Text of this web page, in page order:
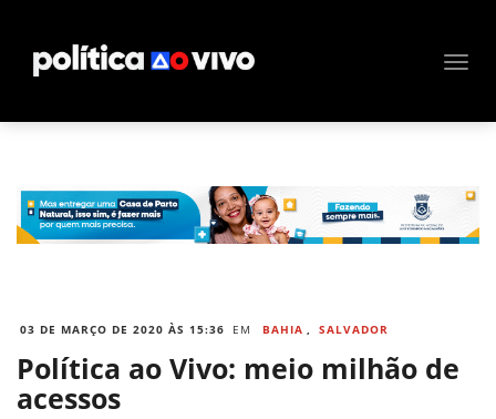
03 DE MARÇO DE 2020 ÀS 15:36 EM BAHIA , SALVADOR
Política ao Vivo: meio milhão de
acessos